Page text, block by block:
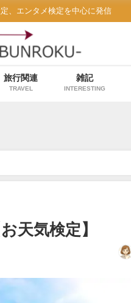
、エンタメ検定を中心に発信
旅行関連
TRAVEL
雑記
INTERESTING
天気検定】